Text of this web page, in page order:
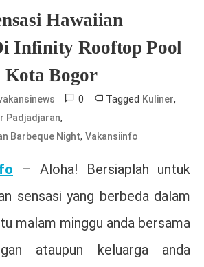
Hawaiian
Infinity Rooftop Pool
Kota Bogor
0 Tagged Kuliner,
Padjadjaran,
Barbeque Night, Vakansiinfo
– Aloha! Bersiaplah untuk
sensasi yang berbeda dalam
malam minggu anda bersama
ataupun keluarga anda